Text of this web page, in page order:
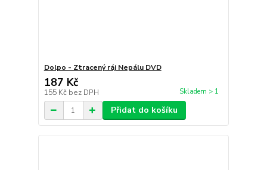
Dolpo - Ztracený ráj Nepálu DVD
187 Kč
155 Kč bez DPH Skladem > 1
Přidat do košíku